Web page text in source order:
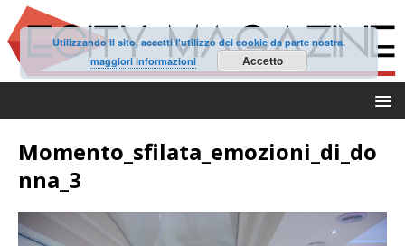
Momento_sfilata_emozioni_di_do
nna_3
Utilizzando il sito, accetti l'utilizzo dei cookie da parte nostra.
maggiori informazioni
Accetto